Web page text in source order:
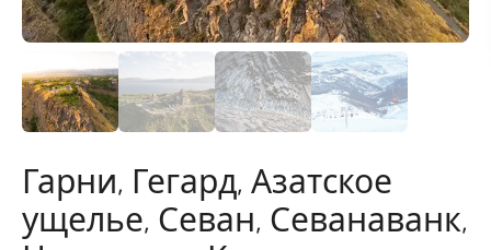
Гарни, Гегард, Азатское
ущелье, Севан, Севанаванк,